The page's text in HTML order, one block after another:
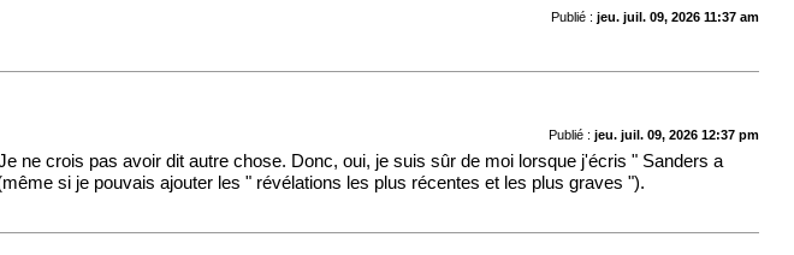
Publié : jeu. juil. 09, 2026 11:37 am
Publié : jeu. juil. 09, 2026 12:37 pm
ne crois pas avoir dit autre chose. Donc, oui, je suis sûr de moi lorsque j'écris " Sanders a
si je pouvais ajouter les " révélations les plus récentes et les plus graves ").